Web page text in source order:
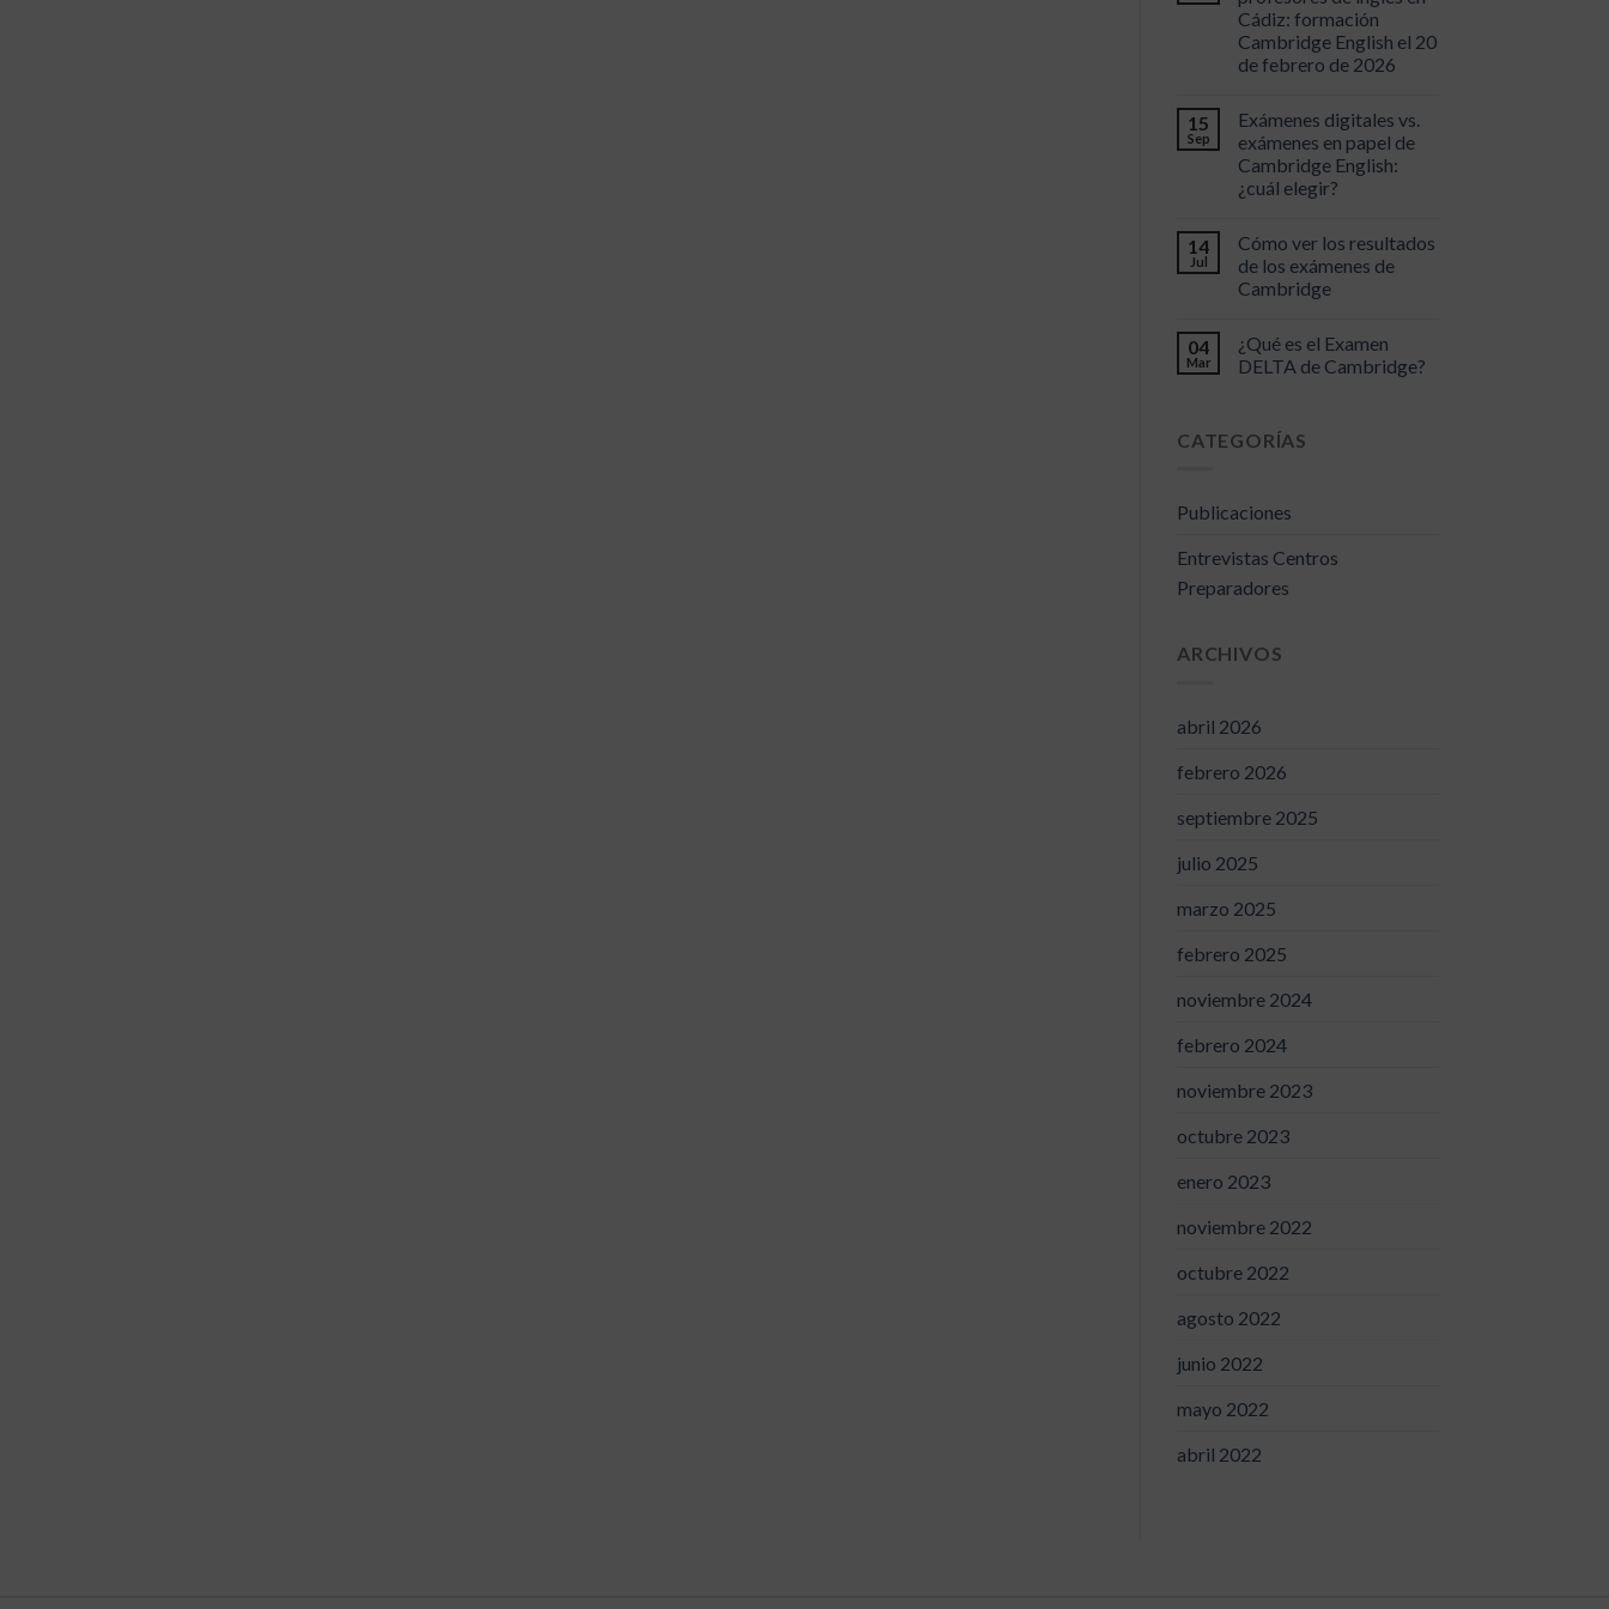
Cádiz: formación
Cambridge English el 20
de febrero de 2026
15
Sep
Exámenes digitales vs.
exámenes en papel de
Cambridge English:
¿cuál elegir?
14
Jul
Cómo ver los resultados
de los exámenes de
Cambridge
04
Mar
¿Qué es el Examen
DELTA de Cambridge?
CATEGORÍAS
Publicaciones
Entrevistas Centros
Preparadores
ARCHIVOS
abril 2026
febrero 2026
septiembre 2025
julio 2025
marzo 2025
febrero 2025
noviembre 2024
febrero 2024
noviembre 2023
octubre 2023
enero 2023
noviembre 2022
octubre 2022
agosto 2022
junio 2022
mayo 2022
abril 2022